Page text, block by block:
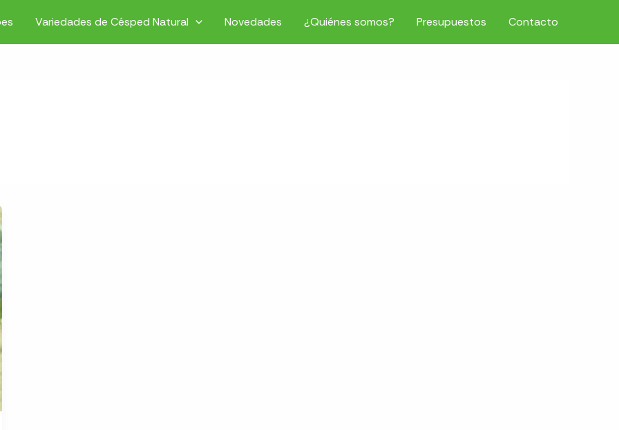
Variedades de Césped Natural Novedades ¿Quiénes somos? Presupuestos Contacto